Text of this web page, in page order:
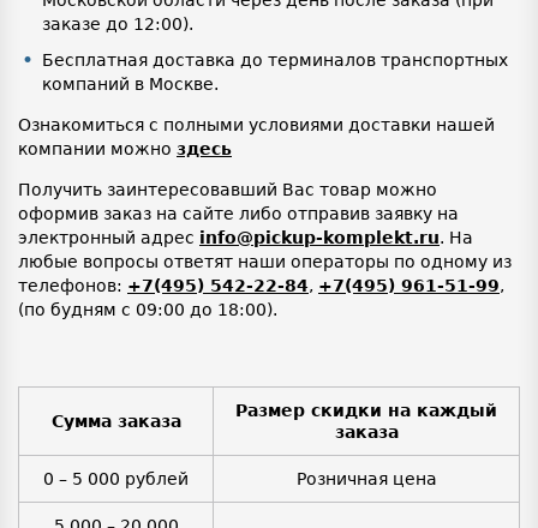
заказе до 12:00).
Бесплатная доставка до терминалов транспортных
компаний в Москве.
Ознакомиться с полными условиями доставки нашей
компании можно здесь
Получить заинтересовавший Вас товар можно
оформив заказ на сайте либо отправив заявку на
электронный адрес info@pickup-komplekt.ru. На
любые вопросы ответят наши операторы по одному из
телефонов: +7(495) 542-22-84, +7(495) 961-51-99,
(по будням с 09:00 до 18:00).
Сумма заказа
Размер скидки на каждый
заказа
0 – 5 000 рублей Розничная цена